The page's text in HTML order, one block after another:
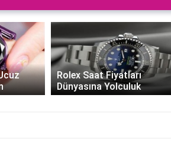
Rolex Saat Fiyatları
Dünyasına Yolculuk